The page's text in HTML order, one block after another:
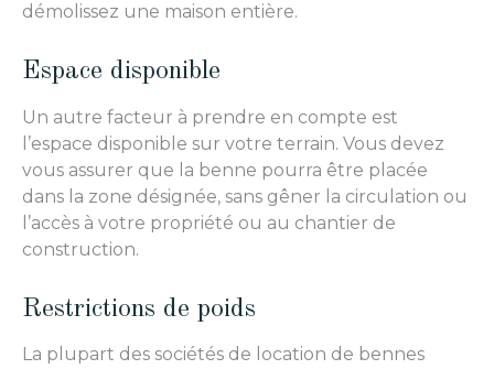
démolissez une maison entière.
Espace disponible
Un autre facteur à prendre en compte est
l’espace disponible sur votre terrain. Vous devez
vous assurer que la benne pourra être placée
dans la zone désignée, sans gêner la circulation ou
l’accès à votre propriété ou au chantier de
construction.
Restrictions de poids
La plupart des sociétés de location de bennes